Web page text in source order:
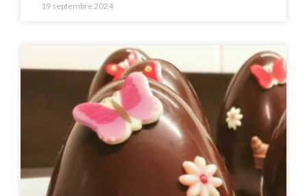
19 septembre 2024